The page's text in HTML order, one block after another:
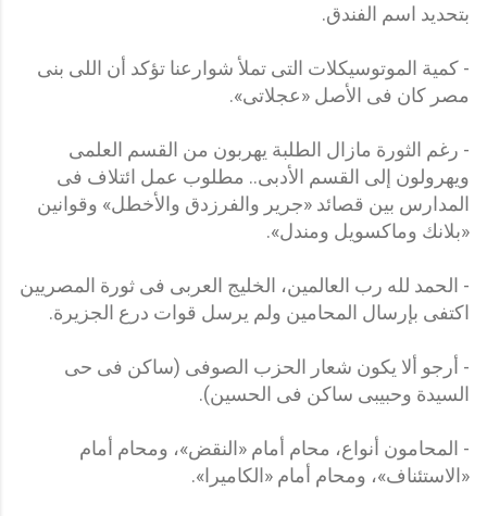
بتحديد اسم الفندق.
- كمية الموتوسيكلات التى تملأ شوارعنا تؤكد أن اللى بنى
مصر كان فى الأصل «عجلاتى».
- رغم الثورة مازال الطلبة يهربون من القسم العلمى
ويهرولون إلى القسم الأدبى.. مطلوب عمل ائتلاف فى
المدارس بين قصائد «جرير والفرزدق والأخطل» وقوانين
«بلانك وماكسويل ومندل».
- الحمد لله رب العالمين، الخليج العربى فى ثورة المصريين
اكتفى بإرسال المحامين ولم يرسل قوات درع الجزيرة.
- أرجو ألا يكون شعار الحزب الصوفى (ساكن فى حى
السيدة وحبيبى ساكن فى الحسين).
- المحامون أنواع، محام أمام «النقض»، ومحام أمام
«الاستئناف»، ومحام أمام «الكاميرا».